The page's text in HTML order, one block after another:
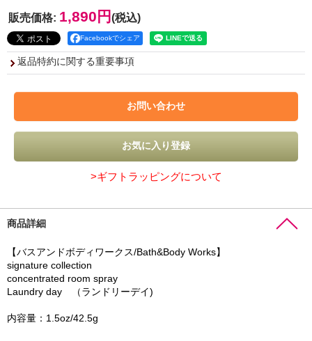
販売価格: 1,890円 (税込)
Facebookでシェア
返品特約に関する重要事項
>ギフトラッピングについて
商品詳細
【バスアンドボディワークス/Bath&Body Works】
signature collection
concentrated room spray
Laundry day （ランドリーデイ)
内容量：1.5oz/42.5g